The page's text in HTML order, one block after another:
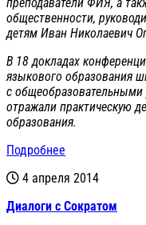
общественности,
детям Иван Николаевич
В 18 докладах
языкового образования
с общеобразовательными
отражали практическую
образования.
Подробнее
4 апреля 2014
Диалоги с Сократом